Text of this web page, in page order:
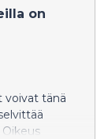
syvä kriisi,
lapsettomien
on
voivat tänä